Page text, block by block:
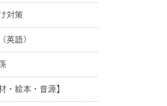
対策
英語）
・絵本・音源】